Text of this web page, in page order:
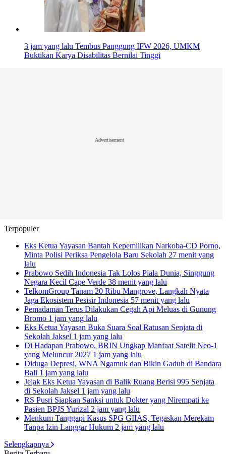
3 jam yang lalu Tembus Panggung IFW 2026, UMKM
Buktikan Karya Disabilitas Bernilai Tinggi
Advertisement
Terpopuler
Eks Ketua Yayasan Bantah Kepemilikan Narkoba-CD Porno,
Minta Polisi Periksa Pengelola Baru Sekolah 27 menit yang
lalu
Prabowo Sedih Indonesia Tak Lolos Piala Dunia, Singgung
Negara Kecil Cape Verde 38 menit yang lalu
TelkomGroup Tanam 20 Ribu Mangrove, Langkah Nyata
Jaga Ekosistem Pesisir Indonesia 57 menit yang lalu
Pemadaman Terus Dilakukan Cegah Api Meluas di Gunung
Bromo 1 jam yang lalu
Eks Ketua Yayasan Buka Suara Soal Ratusan Senjata di
Sekolah Jaksel 1 jam yang lalu
Di Hadapan Prabowo, BRIN Ungkap Manfaat Satelit Neo-1
yang Meluncur 2027 1 jam yang lalu
Diduga Depresi, WNA Ngamuk dan Bikin Gaduh di Bandara
Bali 1 jam yang lalu
Jejak Eks Ketua Yayasan di Balik Ruang Berisi 995 Senjata
di Sekolah Jaksel 1 jam yang lalu
RS Pusri Siapkan Sanksi untuk Dokter yang Nirempati ke
Pasien BPJS Yurizal 2 jam yang lalu
Menkum Tanggapi Kasus SPG GIIAS, Tegaskan Merekam
Tanpa Izin Langgar Hukum 2 jam yang lalu
Selengkapnya